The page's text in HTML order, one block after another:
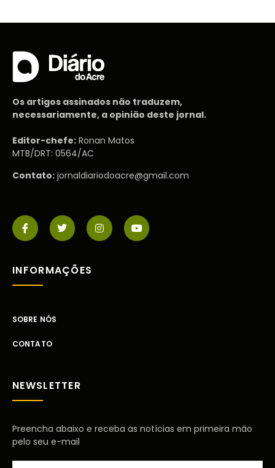
Os artigos assinados não traduzem,
necessariamente, a opinião deste jornal.
Editor-chefe: Ronan Matos
MTB/DRT: 0564/AC
Contato: jornaldiariodoacre@gmail.com
INFORMAÇÕES
SOBRE NÓS
CONTATO
NEWSLETTER
Preencha abaixo e receba as notícias em primeira mão
pelo seu e-mail